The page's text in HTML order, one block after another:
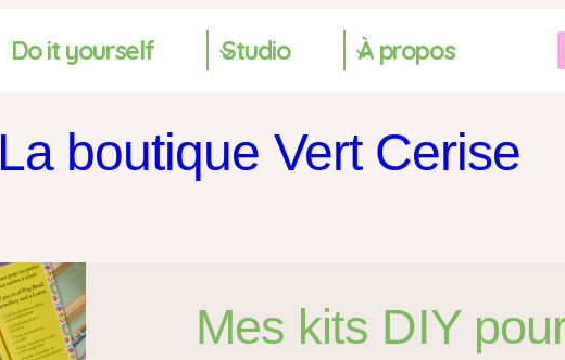
Do it yourself Studio À propos
La boutique Vert Cerise
Mes kits DIY